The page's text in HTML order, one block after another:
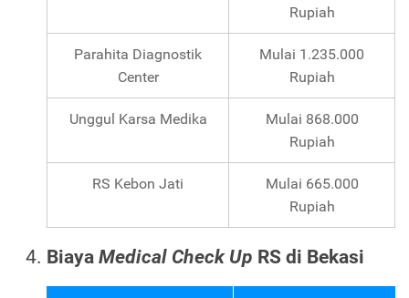
Rupiah
Parahita Diagnostik
Center
Mulai 1.235.000
Rupiah
Unggul Karsa Medika
Mulai 868.000
Rupiah
RS Kebon Jati
Mulai 665.000
Rupiah
Biaya Medical Check Up RS di Bekasi